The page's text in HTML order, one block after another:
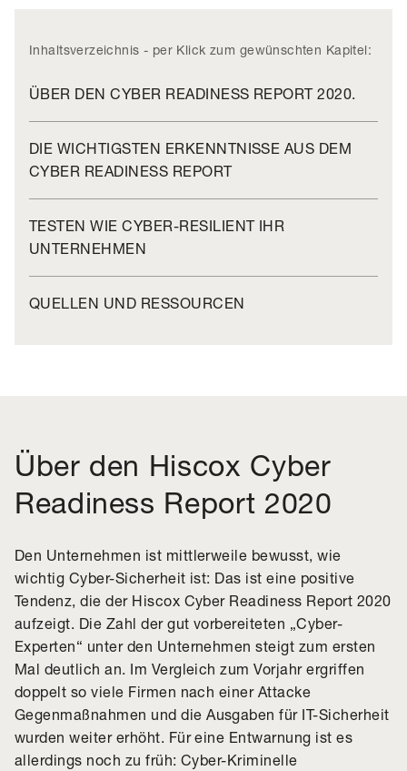
Inhaltsverzeichnis - per Klick zum gewünschten Kapitel:
ÜBER DEN CYBER READINESS REPORT 2020.
DIE WICHTIGSTEN ERKENNTNISSE AUS DEM
CYBER READINESS REPORT
TESTEN WIE CYBER-RESILIENT IHR
UNTERNEHMEN
QUELLEN UND RESSOURCEN
Über den Hiscox Cyber
Readiness Report 2020
Den Unternehmen ist mittlerweile bewusst, wie
wichtig Cyber-Sicherheit ist: Das ist eine positive
Tendenz, die der Hiscox Cyber Readiness Report 2020
aufzeigt. Die Zahl der gut vorbereiteten „Cyber-
Experten“ unter den Unternehmen steigt zum ersten
Mal deutlich an. Im Vergleich zum Vorjahr ergriffen
doppelt so viele Firmen nach einer Attacke
Gegenmaßnahmen und die Ausgaben für IT-Sicherheit
wurden weiter erhöht. Für eine Entwarnung ist es
allerdings noch zu früh: Cyber-Kriminelle